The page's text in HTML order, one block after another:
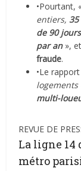
•Pourtant,
entiers,
de 90
par an»,
fraude.
•Le
multi-
REVUE DE
La ligne
métro